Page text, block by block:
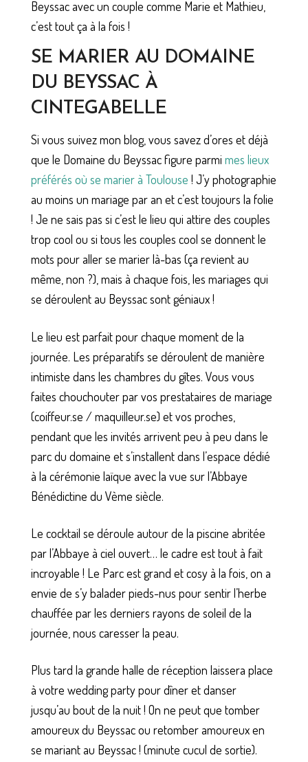
Beyssac avec un couple comme Marie et Mathieu,
c’est tout ça à la fois !
SE MARIER AU DOMAINE
DU BEYSSAC À
CINTEGABELLE
Si vous suivez mon blog, vous savez d’ores et déjà
que le Domaine du Beyssac figure parmi mes lieux
préférés où se marier à Toulouse ! J’y photographie
au moins un mariage par an et c’est toujours la folie
! Je ne sais pas si c’est le lieu qui attire des couples
trop cool ou si tous les couples cool se donnent le
mots pour aller se marier là-bas (ça revient au
même, non ?), mais à chaque fois, les mariages qui
se déroulent au Beyssac sont géniaux !
Le lieu est parfait pour chaque moment de la
journée. Les préparatifs se déroulent de manière
intimiste dans les chambres du gîtes. Vous vous
faites chouchouter par vos prestataires de mariage
(coiffeur.se / maquilleur.se) et vos proches,
pendant que les invités arrivent peu à peu dans le
parc du domaine et s’installent dans l’espace dédié
à la cérémonie laïque avec la vue sur l’Abbaye
Bénédictine du Vème siècle.
Le cocktail se déroule autour de la piscine abritée
par l’Abbaye à ciel ouvert… le cadre est tout à fait
incroyable ! Le Parc est grand et cosy à la fois, on a
envie de s’y balader pieds-nus pour sentir l’herbe
chauffée par les derniers rayons de soleil de la
journée, nous caresser la peau.
Plus tard la grande halle de réception laissera place
à votre wedding party pour dîner et danser
jusqu’au bout de la nuit ! On ne peut que tomber
amoureux du Beyssac ou retomber amoureux en
se mariant au Beyssac ! (minute cucul de sortie).